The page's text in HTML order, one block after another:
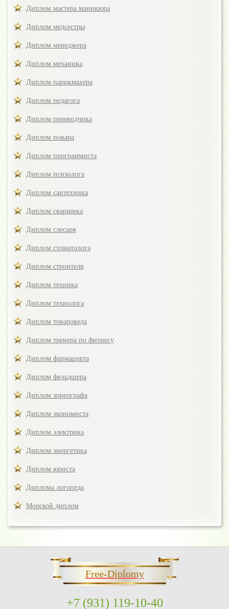
Диплом мастера маникюра
Диплом медсестры
Диплом менеджера
Диплом механика
Диплом парикмахера
Диплом педагога
Диплом переводчика
Диплом повара
Диплом программиста
Диплом психолога
Диплом сантехника
Диплом сварщика
Диплом слесаря
Диплом стоматолога
Диплом строителя
Диплом техника
Диплом технолога
Диплом товароведа
Диплом тренера по фитнесу
Диплом фармацевта
Диплом фельдшера
Диплом хореографа
Диплом экономиста
Диплом электрика
Диплом энергетика
Диплом юриста
Диплома логопеда
Морской диплом
Free-Diplomy
+7 (931) 119-10-40